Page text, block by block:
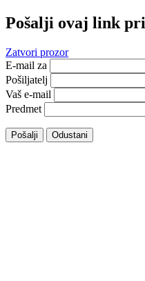
Pošalji ovaj link
Zatvori prozor
E-mail za
Pošiljatelj
Vaš e-mail
Predmet
Pošalji Odustani